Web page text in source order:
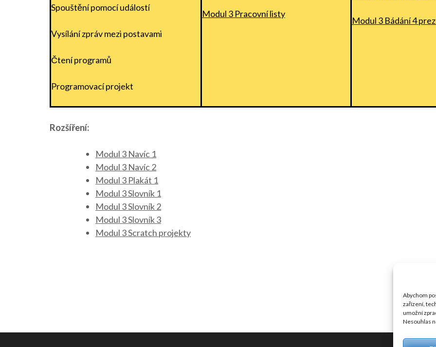
Abychom
zařízení,
umožní
Nesouhlas
Spouštění pomocí událostí
Vysílání zpráv mezi postavami
Čtení programů
Programovací projekt
Modul 3 Pracovní listy
Modul 3 Bádání 4
Rozšíření:
Modul 3 Navíc 1
Modul 3 Navíc 2
Modul 3 Plakát 1
Modul 3 Slovník 1
Modul 3 Slovník 2
Modul 3 Slovník 3
Modul 3 Scratch projekty